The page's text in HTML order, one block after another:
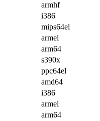
armhf
i386
mips64el
armel
arm64
s390x
ppc64el
amd64
i386
armel
arm64